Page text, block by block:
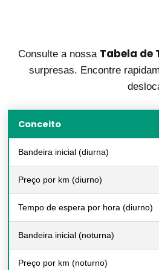
Consulte a nossa Tabela de
surpresas. Encontre
Conceito
Bandeira inicial (diurna)
Preço por km (diurno)
Tempo de espera por hora (diurno)
Bandeira inicial (noturna)
Preço por km (noturno)